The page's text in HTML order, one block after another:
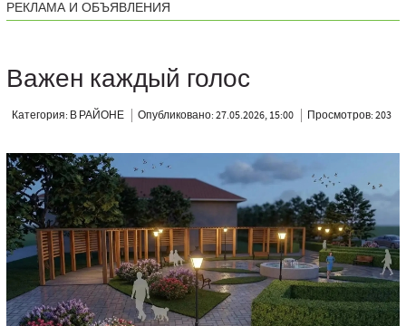
РЕКЛАМА И ОБЪЯВЛЕНИЯ
Важен каждый голос
Категория: В РАЙОНЕ Опубликовано: 27.05.2026, 15:00 Просмотров: 203